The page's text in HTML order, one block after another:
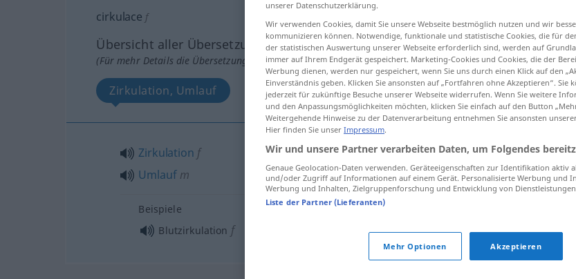
cirkulace f
Übersicht aller Übersetzungen
(Für mehr Details die Übersetzung anklicken/antippen)
Zirkulation, Umlauf
Zirkulation f
Umlaufm
cirkulace
Beispiele
Blutzirkulation f cirkulace krve
unserer Datenschutzerklärung.
Wir verwenden Cookies, damit Sie unsere Webseite bestmöglich nutzen und wir
kommunizieren können. Notwendige, funktionale und statistische Cookies, die für
der statistischen Auswertung unserer Webseite erforderlich sind, werden auf
immer auf Ihrem Endgerät gespeichert. Marketing-Cookies und Cookies, die der
Werbung dienen, werden nur gespeichert, wenn Sie uns durch einen Klick auf den
Einverständnis geben. Klicken Sie ansonsten auf „Fortfahren ohne Akzeptieren“. Sie
jederzeit für zukünftige Besuche unserer Webseite widerrufen. Wenn Sie weitere
und den Anpassungsmöglichkeiten möchten, klicken Sie einfach auf den Button
Weitergehende Hinweise zu der Datenverarbeitung entnehmen Sie ansonsten
Hier finden Sie unser Impressum.
Wir und unsere Partner verarbeiten Daten, um Folgendes
Genaue Geolocation-Daten verwenden. Geräteeigenschaften zur Identifikation aktiv
und/oder Zugriff auf Informationen auf einem Gerät. Personalisierte Werbung und
Werbung und Inhalten, Zielgruppenforschung und Entwicklung von
Liste der Partner (Lieferanten)
Mehr Optionen Akzeptieren